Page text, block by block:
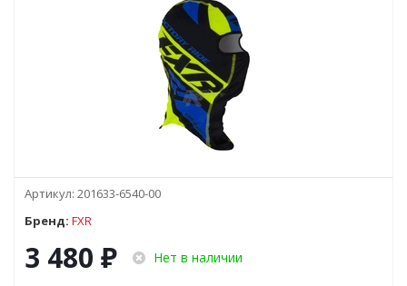
Артикул: 201633-6540-00
Бренд: FXR
3 480 ₽ Нет в наличии